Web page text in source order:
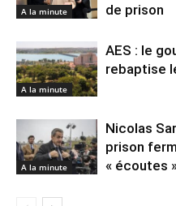
A la minute
de prison
A la minute
AES : le
rebaptise
A la minute
Nicolas
prison
« écoutes